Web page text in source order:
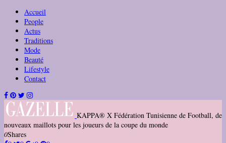
Accueil
People
Actus
Traditions
Mode
Beauté
Lifestyle
Contact
KAPPA® X Fédération Tunisienne de Football, de
nouveaux maillots pour les joueurs de la coupe du monde
0Shares